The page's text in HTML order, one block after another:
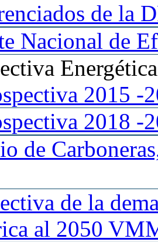
de la
Nacional de
2015 -
2018 -
de
de la
al 2050